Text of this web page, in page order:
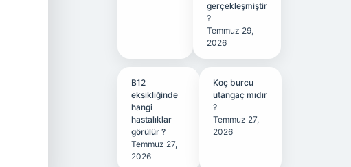
gerçekleşmiştir
?
Temmuz 29,
2026
B12
eksikliğinde
hangi
hastalıklar
görülür ?
Temmuz 27,
2026
Koç burcu
utangaç mıdır
?
Temmuz 27,
2026